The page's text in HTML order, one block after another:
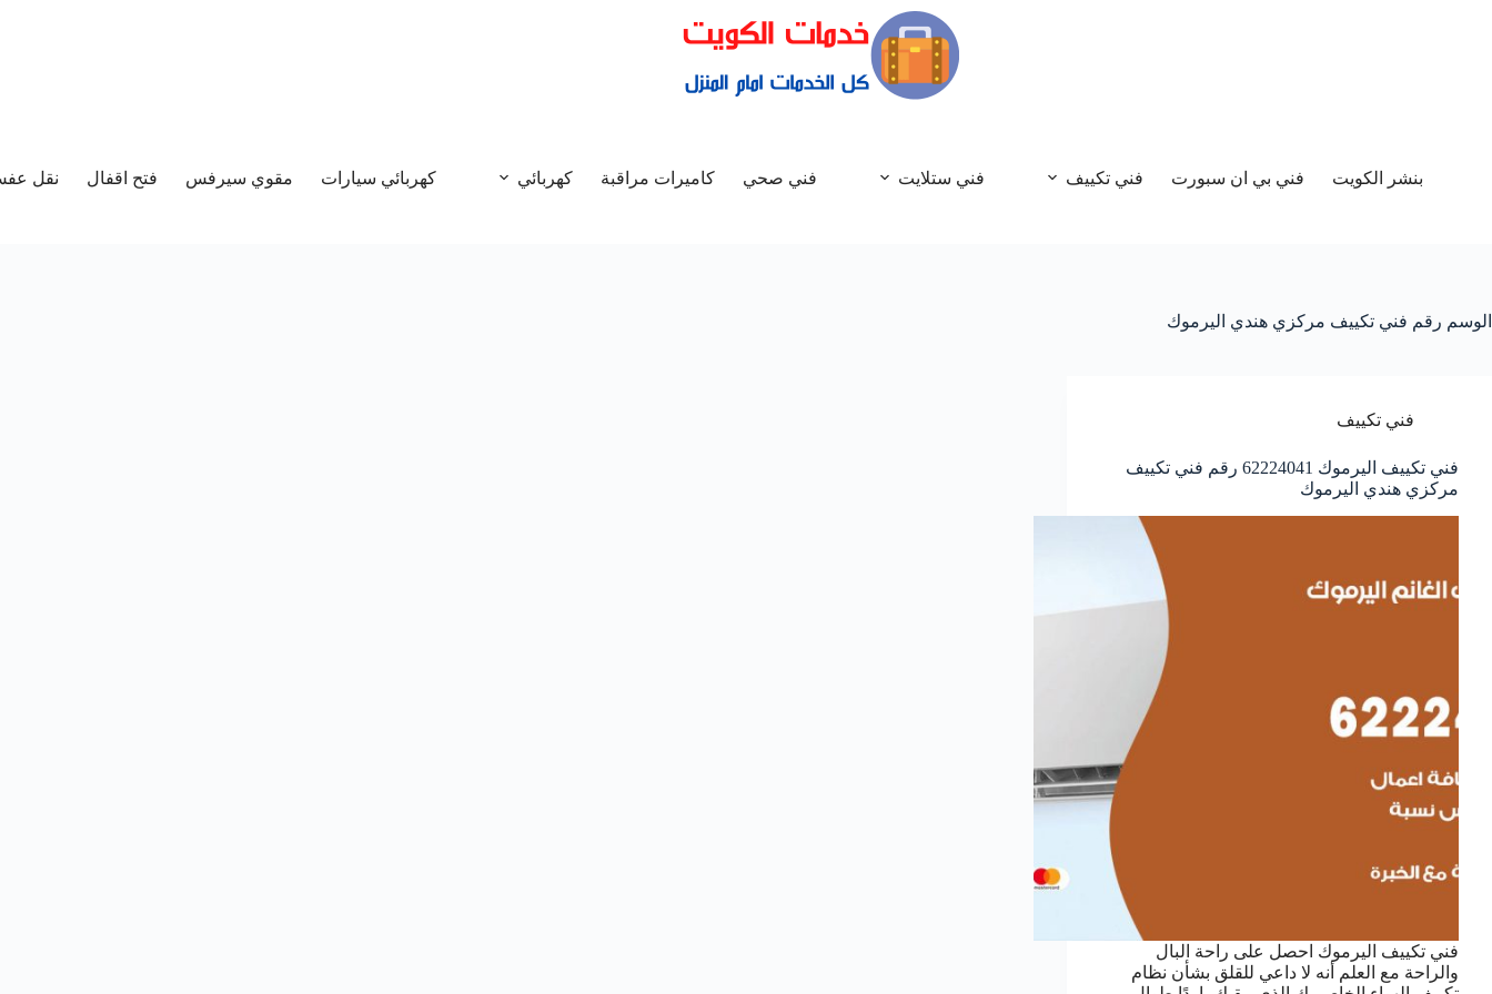
بنشر الكويت فني بي ان سبورت فني تكييف فني ستلايت فني صحي كاميرات مراقبة كهربائي كهربائي سيارات مقوي سيرفس فتح اقفال نقل
الوسم رقم فني تكييف مركزي هندي اليرموك
فني تكييف
فني تكييف اليرموك 62224041 رقم فني تكييف
مركزي هندي اليرموك
فني تكييف اليرموك احصل على راحة البال
والراحة مع العلم أنه لا داعي للقلق بشأن نظام